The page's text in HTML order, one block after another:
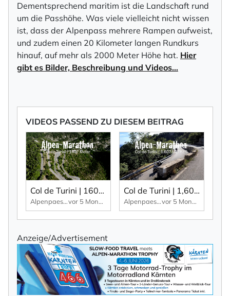
Dementsprechend maritim ist die Landschaft rund
um die Passhöhe. Was viele vielleicht nicht wissen
ist, dass der Alpenpass mehrere Rampen aufweist,
und zudem einen 20 Kilometer langen Rundkurs
hinauf, auf mehr als 2000 Meter Höhe hat. Hier
gibt es Bilder, Beschreibung und Videos…
VIDEOS PASSEND ZU DIESEM BEITRAG
Col de Turini | 1607 M: 150 Kurven und Kehren rund um die Passhöhe – einmalig.
Alpenpaesse-Videos | Alpen-Marathon vor 5 Monaten
Col de Turini | 1,607 m: 150 bends and hairpin turns around the pass summit – unique.
Alpenpaesse-Videos | Alpen-Marathon vor 5 Monaten